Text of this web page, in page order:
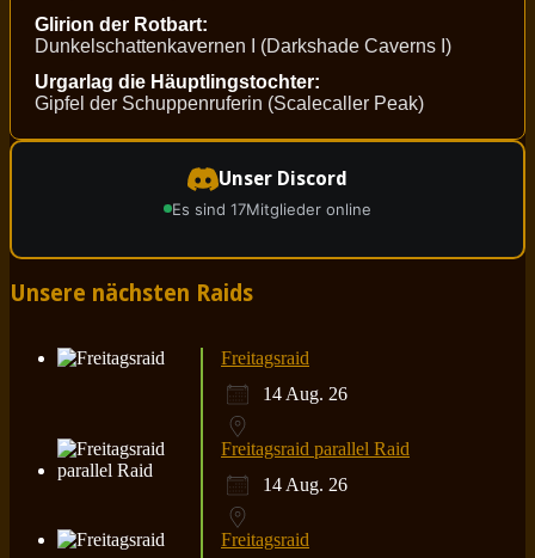
Glirion der Rotbart:
Dunkelschattenkavernen I (Darkshade Caverns I)
Urgarlag die Häuptlingstochter:
Gipfel der Schuppenruferin (Scalecaller Peak)
Unser Discord
Es sind 17Mitglieder online
Unsere nächsten Raids
Freitagsraid
14 Aug. 26
Freitagsraid parallel Raid
14 Aug. 26
Freitagsraid